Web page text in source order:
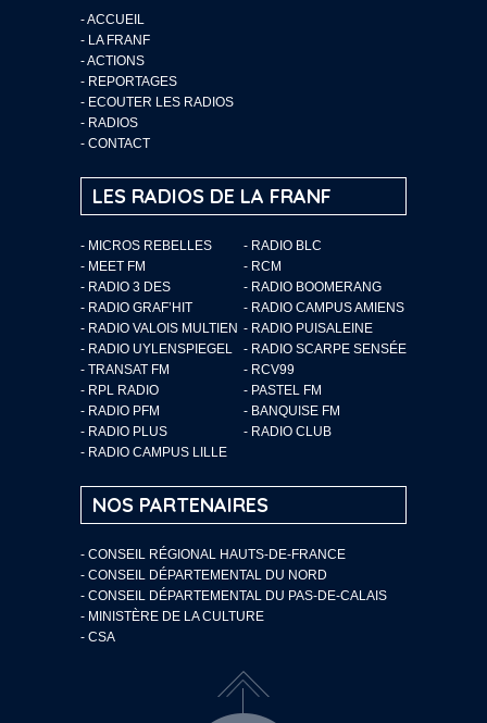
-ACCUEIL
- LA FRANF
-ACTIONS
- REPORTAGES
- ECOUTER LES RADIOS
- RADIOS
- CONTACT
LES RADIOS DE LA FRANF
- MICROS REBELLES
- RADIO BLC
- MEET FM
- RCM
- RADIO 3 DES
- RADIO BOOMERANG
- RADIO GRAF’HIT
- RADIO CAMPUS AMIENS
- RADIO VALOIS MULTIEN - RADIO PUISALEINE
- RADIO UYLENSPIEGEL
- RADIO SCARPE SENSÉE
- TRANSAT FM
- RCV99
- RPL RADIO
- PASTEL FM
- RADIO PFM
- BANQUISE FM
- RADIO PLUS
- RADIO CLUB
- RADIO CAMPUS LILLE
NOS PARTENAIRES
- CONSEIL RÉGIONAL HAUTS-DE-FRANCE
- CONSEIL DÉPARTEMENTAL DU NORD
- CONSEIL DÉPARTEMENTAL DU PAS-DE-CALAIS
- MINISTÈRE DE LA CULTURE
- CSA